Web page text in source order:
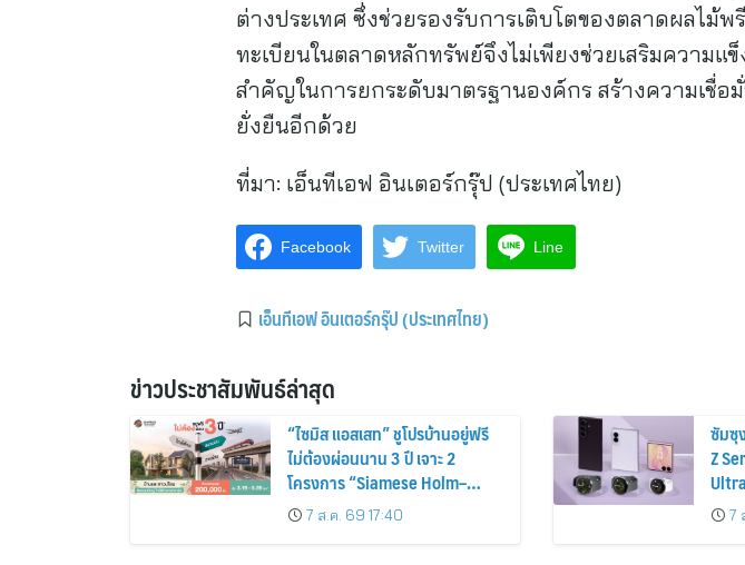
ต่างประเทศ ซึ่งช่วยรองรับการเติบโตของตลาดผลไม้
ทะเบียนในตลาดหลักทรัพย์จึงไม่เพียงช่วยเสริมความแ
สำคัญในการยกระดับมาตรฐานองค์กร สร้างความเชื่
ยั่งยืนอีกด้วย
ที่มา: เอ็นทีเอฟ อินเตอร์กรุ๊ป (ประเทศไทย)
Facebook Twitter Line
เอ็นทีเอฟ อินเตอร์กรุ๊ป (ประเทศไทย)
ข่าวประชาสัมพันธ์ล่าสุด
“ไซมิส แอสเสท” ชูโปรบ้านอยู่ฟรี
ไม่ต้องผ่อนนาน 3 ปี เจาะ 2
โครงการ “Siamese Holm–
Siamese Blossom” พร้อม
ส่วนลดและสิทธิพิเศษถึง 31
7 ส.ค. 69 17:40
ซัมซุ
Z
ก่อน
7